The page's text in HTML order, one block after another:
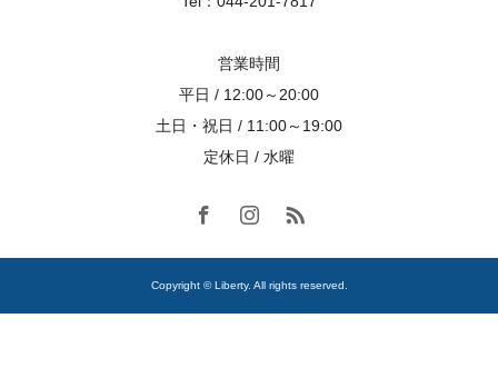
営業時間
平日 / 12:00～20:00
土日・祝日 / 11:00～19:00
定休日 / 水曜
Copyright © Liberty. All rights reserved.